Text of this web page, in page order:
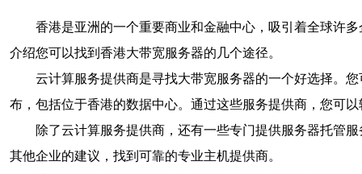
香港是亚洲的一个重要商业和金融中心，吸引着全球许
介绍您可以找到香港大带宽服务器的几个途径。
云计算服务提供商是寻找大带宽服务器的一个好选择。
布，包括位于香港的数据中心。通过这些服务提供商，您可
除了云计算服务提供商，还有一些专门提供服务器托管
其他企业的建议，找到可靠的专业主机提供商。